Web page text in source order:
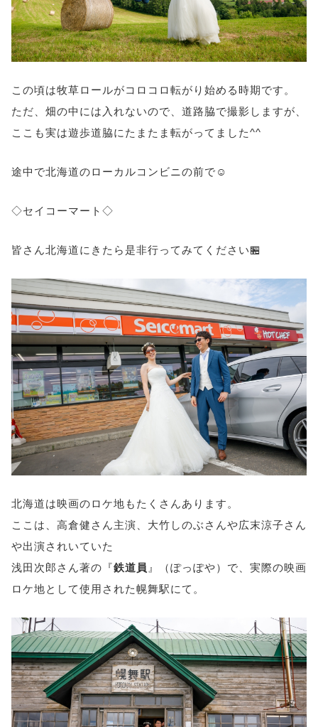
この頃は牧草ロールがコロコロ転がり始める時期です。
ただ、畑の中には入れないので、道路脇で撮影しますが、
ここも実は遊歩道脇にたまたま転がってました^^
途中で北海道のローカルコンビニの前で☺
◇セイコーマート◇
皆さん北海道にきたら是非行ってみてください🏪
北海道は映画のロケ地もたくさんあります。
ここは、高倉健さん主演、大竹しのぶさんや広末涼子さん
や出演されいていた
浅田次郎さん著の『鉄道員 』（ぽっぽや）で、実際の映画
ロケ地として使用された幌舞駅にて。